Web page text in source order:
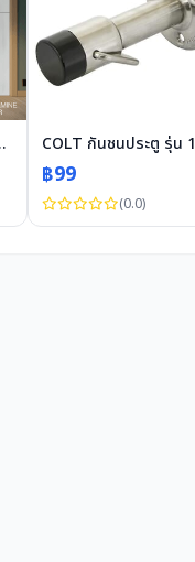
ทาดำ HOLZTUR
฿99
(0.0)